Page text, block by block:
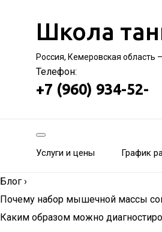
Школа
Россия, Кемеровская область
Телефон:
+7 (960) 934-52-
Услуги и цены График
Блог ›
Почему набор мышечной массы
Каким образом можно